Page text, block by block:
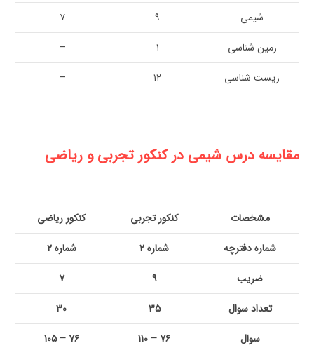
شیمی
۹
۷
زمین شناسی
۱
–
زیست شناسی
۱۲ –
مقایسه درس شیمی در کنکور تجربی و ریاضی
مشخصات کنکور تجربی
کنکور ریاضی
شماره دفترچه
شماره ۲
شماره ۲
ضریب
۹
۷
تعداد سوال
۳۵
۳۰
سوال
۷۶ – ۱۱۰ ۷۶ – ۱۰۵